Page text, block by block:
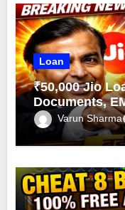
Loan
₹50,000 Jio
Documents,
by-StepVarun Sharma